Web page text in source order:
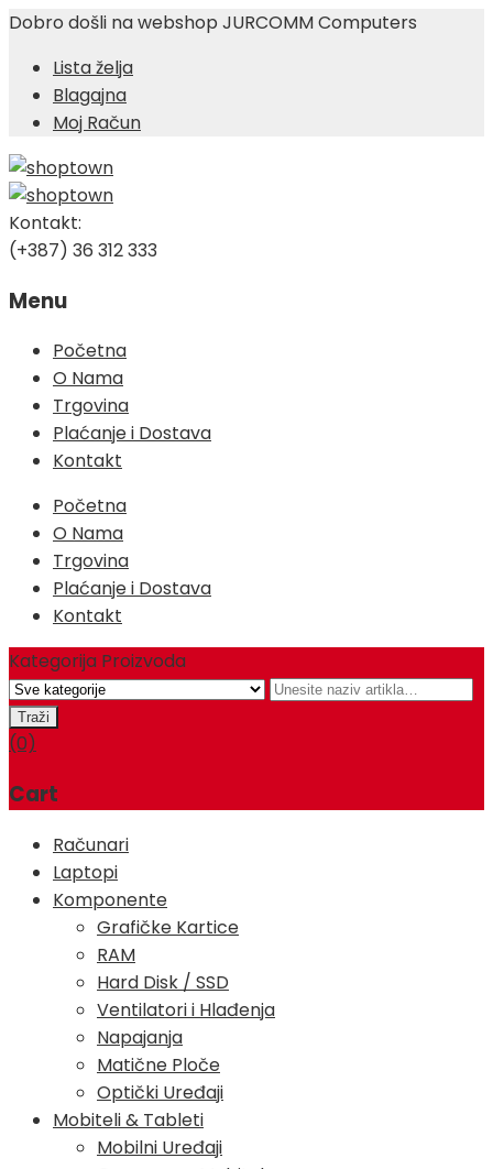
Dobro došli na webshop JURCOMM Computers
Lista želja
Blagajna
Moj Račun
Kontakt:
(+387) 36 312 333
Menu
Skip
content
Početna
O Nama
Trgovina
Plaćanje i Dostava
Kontakt
Početna
O Nama
Trgovina
Plaćanje i Dostava
Kontakt
Kategorija Proizvoda
(0)
Cart
Računari
Laptopi
Komponente
Grafičke Kartice
RAM
Hard Disk / SSD
Ventilatori i Hlađenja
Napajanja
Matične Ploče
Optički Uređaji
Mobiteli & Tableti
Mobilni Uređaji